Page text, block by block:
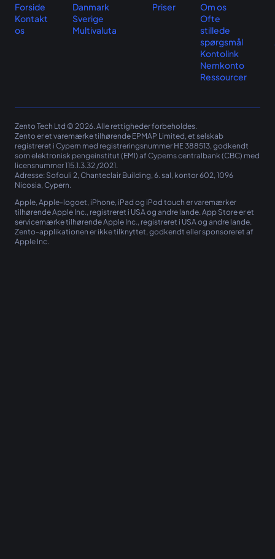
Forside
Kontakt
os
Danmark
Sverige
Multivaluta
Priser
Om os
Ofte
stillede
spørgsmål
Kontolink
Nemkonto
Ressourcer
Zento Tech Ltd © 2026. Alle rettigheder forbeholdes.
Zento er et varemærke tilhørende EPMAP Limited, et selskab
registreret i Cypern med registreringsnummer ΗΕ 388513, godkendt
som elektronisk pengeinstitut (EMI) af Cyperns centralbank (CBC) med
licensnummer 115.1.3.32 /2021.
Adresse: Sofouli 2, Chanteclair Building, 6. sal, kontor 602, 1096
Nicosia, Cypern.
Apple, Apple-logoet, iPhone, iPad og iPod touch er varemærker
tilhørende Apple Inc., registreret i USA og andre lande. App Store er et
servicemærke tilhørende Apple Inc., registreret i USA og andre lande.
Zento-applikationen er ikke tilknyttet, godkendt eller sponsoreret af
Apple Inc.